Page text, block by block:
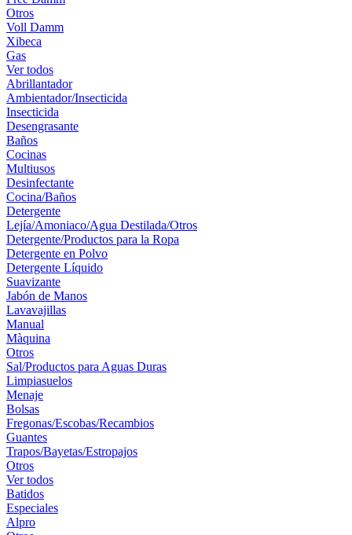
Otros
Voll Damm
Xibeca
Gas
Ver todos
Abrillantador
Ambientador/Insecticida
Insecticida
Desengrasante
Baños
Cocinas
Multiusos
Desinfectante
Cocina/Baños
Detergente
Lejía/Amoniaco/Agua Destilada/Otros
Detergente/Productos para la Ropa
Detergente en Polvo
Detergente Líquido
Suavizante
Jabón de Manos
Lavavajillas
Manual
Màquina
Otros
Sal/Productos para Aguas Duras
Limpiasuelos
Menaje
Bolsas
Fregonas/Escobas/Recambios
Guantes
Trapos/Bayetas/Estropajos
Otros
Ver todos
Batidos
Especiales
Alpro